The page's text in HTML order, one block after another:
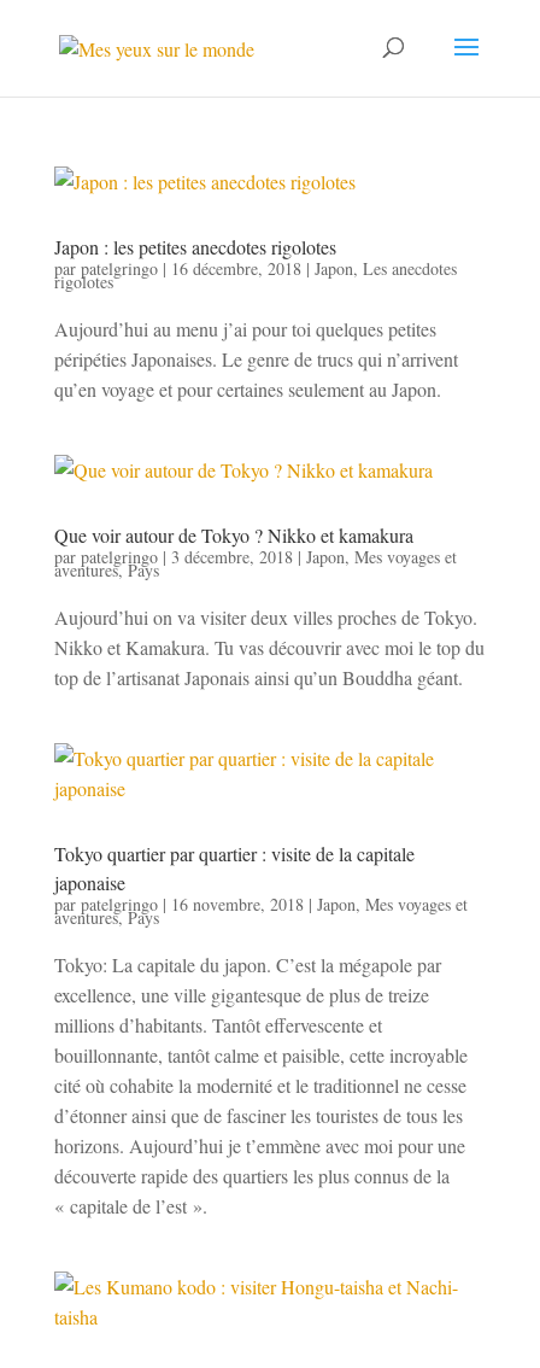
Japon : les petites anecdotes rigolotes
par patelgringo| 16 décembre, 2018| Japon, Les anecdotes
rigolotes
Aujourd’hui au menu j’ai pour toi quelques petites
péripéties Japonaises. Le genre de trucs qui n’arrivent
qu’en voyage et pour certaines seulement au Japon.
Que voir autour de Tokyo ? Nikko et kamakura
par patelgringo| 3 décembre, 2018| Japon, Mes voyages et
aventures,Pays
Aujourd’hui on va visiter deux villes proches de Tokyo.
Nikko et Kamakura. Tu vas découvrir avec moi le top du
top de l’artisanat Japonais ainsi qu’un Bouddha géant.
Tokyo quartier par quartier : visite de la capitale
japonaise
par patelgringo| 16 novembre, 2018| Japon, Mes voyages et
aventures,Pays
Tokyo: La capitale du japon. C’est la mégapole par
excellence, une ville gigantesque de plus de treize
millions d’habitants. Tantôt effervescente et
bouillonnante, tantôt calme et paisible, cette incroyable
cité où cohabite la modernité et le traditionnel ne cesse
d’étonner ainsi que de fasciner les touristes de tous les
horizons. Aujourd’hui je t’emmène avec moi pour une
découverte rapide des quartiers les plus connus de la
« capitale de l’est ».